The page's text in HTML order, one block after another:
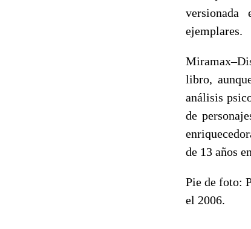
versionada
ejemplares.
libro,
análisis
de
de 13 años
Pie de foto:
el 2006.